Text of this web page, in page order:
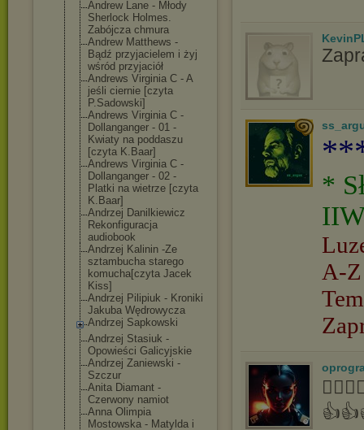
Andrew Lane - Młody
Sherlock Holmes.
Zabójcza chmura
Andrew Matthews -
Bądź przyjacielem i żyj
wśród przyjaciół
Andrews Virginia C - A
jeśli ciernie [czyta
P.Sadowski]
Andrews Virginia C -
Dollanganger - 01 -
Kwiaty na poddaszu
[czyta K.Baar]
Andrews Virginia C -
Dollanganger - 02 -
Platki na wietrze [czyta
K.Baar]
Andrzej Danilkiewicz
Rekonfiguracja
audiobook
Andrzej Kalinin -Ze
sztambucha starego
komucha[czyta Jacek
Kiss]
Andrzej Pilipiuk - Kroniki
Jakuba Wędrowycza
Andrzej Sapkowski
Andrzej Stasiuk -
Opowieści Galicyjskie
Andrzej Zaniewski -
Szczur
Anita Diamant -
Czerwony namiot
Anna Olimpia
Mostowska - Matylda i
*
A-